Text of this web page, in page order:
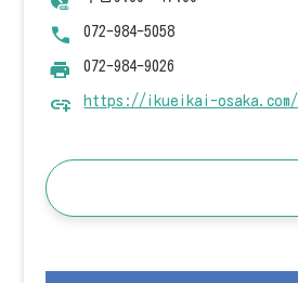
072-984-5058
072-984-9026
https://ikueikai-osaka.com/